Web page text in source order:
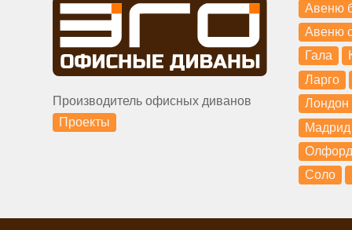
Производитель офисных диванов
Проекты
Авеню
Авеню
Гала
Ларго
Лондон
Мадрид
Олфорд
Соло